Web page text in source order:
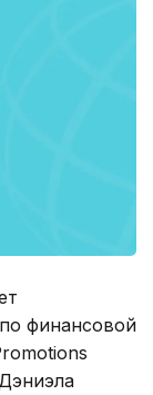
финансовой